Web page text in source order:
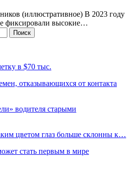
(иллюстративное) В 2023 году
фиксировали высокие…
в $70 тыс.
отказывающихся от контакта
водителя старыми
цветом глаз больше склонны к…
стать первым в мире